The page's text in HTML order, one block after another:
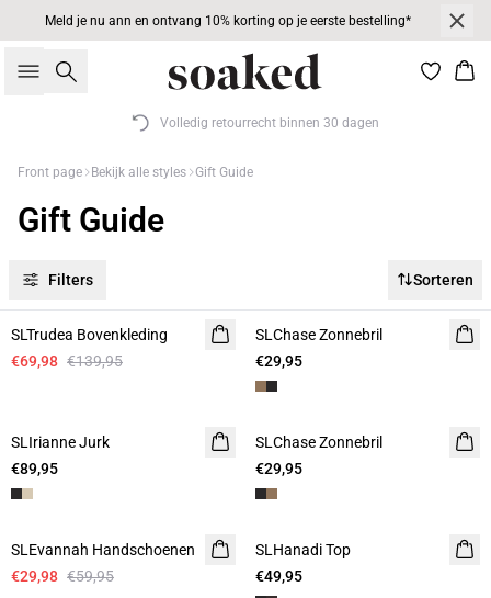
Meld je nu ann en ontvang 10% korting op je eerste bestelling*
Zoeken
Volledig retourrecht binnen 30 dagen
Front page Bekijk alle styles Gift Guide
Gift Guide
Filters Sorteren
-50%
SLTrudea Bovenkleding
€69,98 €139,95
SLChase Zonnebril
€29,95
SLIrianne Jurk
€89,95
SLChase Zonnebril
€29,95
-50%
SLEvannah Handschoenen
€29,98 €59,95
SLHanadi Top
€49,95